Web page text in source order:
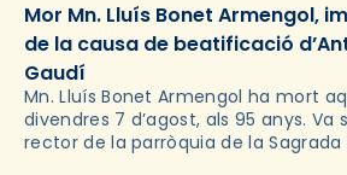
Mor Mn. Lluís Bonet Armengol,
de la causa de beatificació
Gaudí
Mn. Lluís Bonet Armengol ha mort
divendres 7 d’agost, als 95 anys. Va
rector de la parròquia de la Sagrada